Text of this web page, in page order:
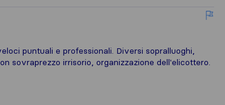
puntuali e professionali. Diversi sopralluoghi,
sovraprezzo irrisorio, organizzazione dell'elicottero.